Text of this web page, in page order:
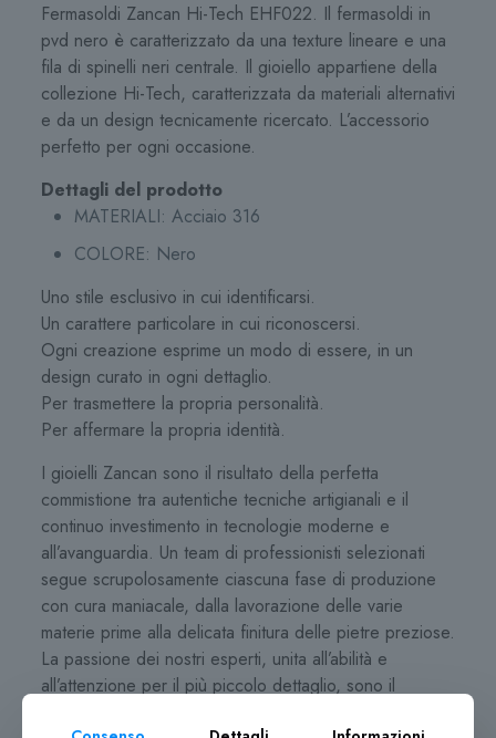
Fermasoldi Zancan Hi-Tech EHF022. Il fermasoldi in
pvd nero è caratterizzato da una texture lineare e una
fila di spinelli neri centrale. Il gioiello appartiene della
collezione Hi-Tech, caratterizzata da materiali alternativi
e da un design tecnicamente ricercato. L’accessorio
perfetto per ogni occasione.
Dettagli del prodotto
MATERIALI: Acciaio 316
COLORE: Nero
Uno stile esclusivo in cui identificarsi.
Un carattere particolare in cui riconoscersi.
Ogni creazione esprime un modo di essere, in un
design curato in ogni dettaglio.
Per trasmettere la propria personalità.
Per affermare la propria identità.
I gioielli Zancan sono il risultato della perfetta
commistione tra autentiche tecniche artigianali e il
continuo investimento in tecnologie moderne e
all’avanguardia. Un team di professionisti selezionati
segue scrupolosamente ciascuna fase di produzione
con cura maniacale, dalla lavorazione delle varie
materie prime alla delicata finitura delle pietre preziose.
La passione dei nostri esperti, unita all’abilità e
all’attenzione per il più piccolo dettaglio, sono il